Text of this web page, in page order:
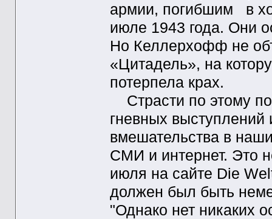
армии, погибшим в
июле 1943 года. Они
Но Келлерхофф не
«Цитадель», на
потерпела крах.
Страсти по этому
гневных выступлений
вмешательства в
СМИ и интернет. Это
июля на сайте Die
должен был быть
"Однако нет никаких